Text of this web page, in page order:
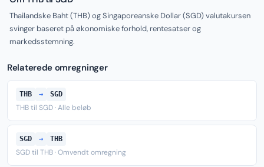
Thailandske Baht (THB) og Singaporeanske Dollar (SGD) valutakursen
svinger baseret på økonomiske forhold, rentesatser og
markedsstemning.
Relaterede omregninger
THB → SGD
THB til SGD · Alle beløb
SGD → THB
SGD til THB · Omvendt omregning